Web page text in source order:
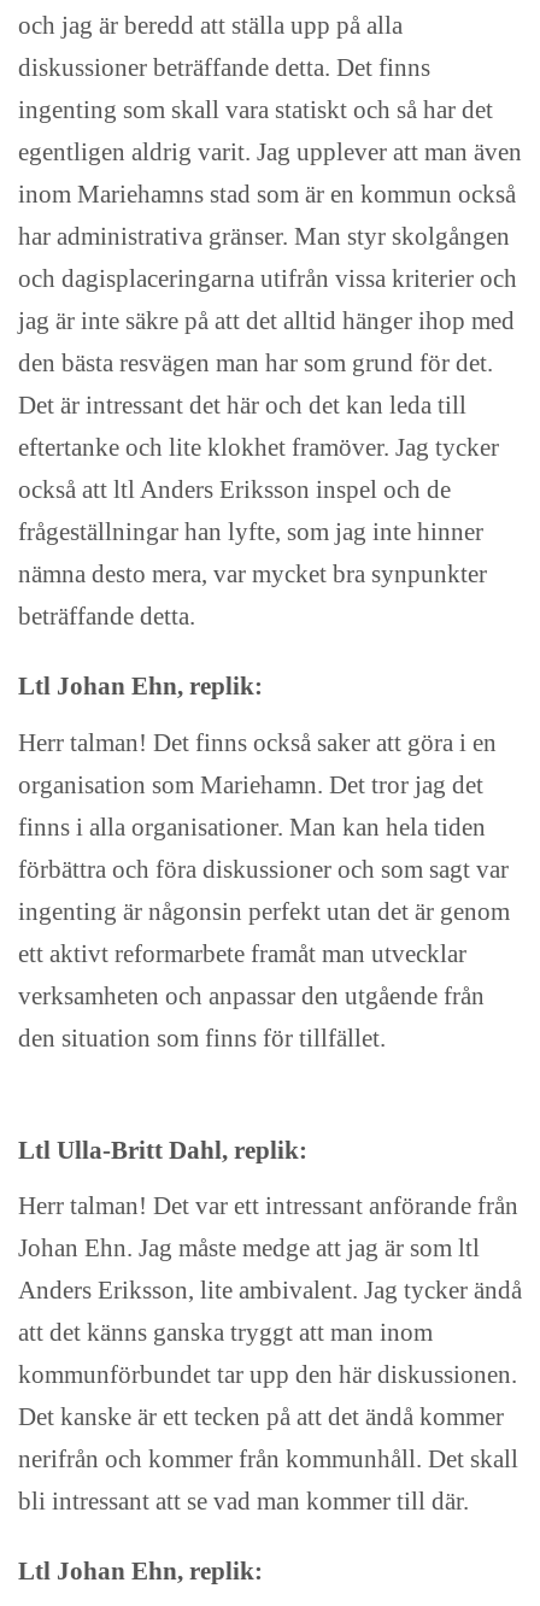
och jag är beredd att ställa upp på alla
diskussioner beträffande detta. Det finns
ingenting som skall vara statiskt och så har det
egentligen aldrig varit. Jag upplever att man även
inom Mariehamns stad som är en kommun också
har administrativa gränser. Man styr skolgången
och dagisplaceringarna utifrån vissa kriterier och
jag är inte säkre på att det alltid hänger ihop med
den bästa resvägen man har som grund för det.
Det är intressant det här och det kan leda till
eftertanke och lite klokhet framöver. Jag tycker
också att ltl Anders Eriksson inspel och de
frågeställningar han lyfte, som jag inte hinner
nämna desto mera, var mycket bra synpunkter
beträffande detta.
Ltl Johan Ehn, replik:
Herr talman! Det finns också saker att göra i en
organisation som Mariehamn. Det tror jag det
finns i alla organisationer. Man kan hela tiden
förbättra och föra diskussioner och som sagt var
ingenting är någonsin perfekt utan det är genom
ett aktivt reformarbete framåt man utvecklar
verksamheten och anpassar den utgående från
den situation som finns för tillfället.
Ltl Ulla-Britt Dahl, replik:
Herr talman! Det var ett intressant anförande från
Johan Ehn. Jag måste medge att jag är som ltl
Anders Eriksson, lite ambivalent. Jag tycker ändå
att det känns ganska tryggt att man inom
kommunförbundet tar upp den här diskussionen.
Det kanske är ett tecken på att det ändå kommer
nerifrån och kommer från kommunhåll. Det skall
bli intressant att se vad man kommer till där.
Ltl Johan Ehn, replik: